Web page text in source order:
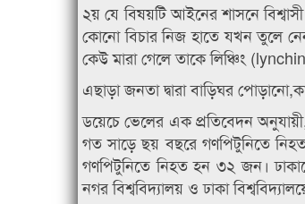
২য় যে বিষয়টি আইনের শাসনে
কোনো বিচার নিজ হাতে যখন তুলে
কেউ মারা গেলে তাকে লিঞ্চিং
এছাড়া জনতা দ্বারা বাড়িঘর
ডয়েচে ভেলের এক প্রতিবেদন
গত সাড়ে ছয় বছরে গণপিটুনিতে
গণপিটুনিতে নিহত হন ৩২ জন।
নগর বিশ্ববিদ্যালয় ও ঢাকা